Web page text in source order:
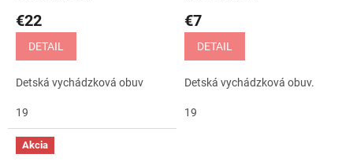
€22
DETAIL
Detská vychádzková obuv
19
€7
DETAIL
Detská vychádzková obuv.
19
Akcia